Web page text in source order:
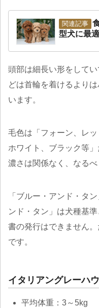
型犬に最
頭部は細長い形をして
どは首輪を着けるより
います。
毛色は「フォーン、レ
ホワイト、ブラック等
濃さは関係なく、なるべ
「ブルー・アンド・タ
ンド・タン」は犬種基
書の発行はできません
です。
イタリアングレーハ
平均体重：3～5kg